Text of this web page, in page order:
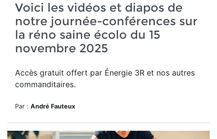
Voici les vidéos et diapos de
notre journée-conférences sur
la réno saine écolo du 15
novembre 2025
Accès gratuit offert par Énergie 3R et nos autres
commanditaires.
Par : André Fauteux